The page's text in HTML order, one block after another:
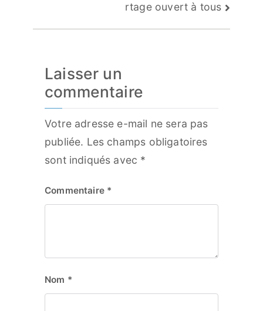
rtage ouvert à tous
Laisser un
commentaire
Votre adresse e-mail ne sera pas
publiée. Les champs obligatoires
sont indiqués avec *
Commentaire *
Nom *